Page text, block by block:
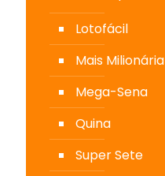
Lotofácil
Mais Milionária
Mega-Sena
Quina
Super Sete